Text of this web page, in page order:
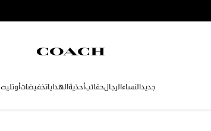
جديدالنساءالرجالحقائبأحذيةالهداياتخفيضاتأوتليت